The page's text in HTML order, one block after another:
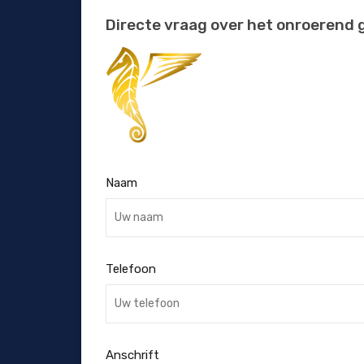
Directe vraag over het onroerend
Naam
Telefoon
Anschrift